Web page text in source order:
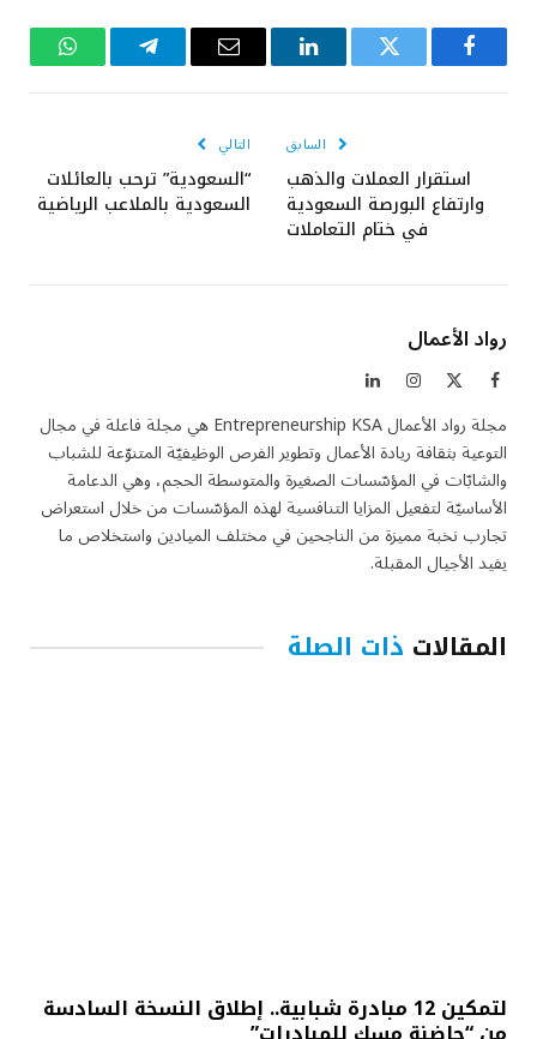
فيسبوك تويتر لينكدإن
البريد
تيلقرام واتساب
السابق
استقرار العملات والذهب
وارتفاع البورصة السعودية
في ختام التعاملات
التالي
“السعودية” ترحب بالعائلات
السعودية بالملاعب الرياضية
رواد الأعمال
فيسبوك الانستغراملينكدإن
مجلة رواد الأعمال Entrepreneurship KSA هي مجلة فاعلة في مجال
التوعية بثقافة ريادة الأعمال وتطوير الفرص الوظيفيّة المتنوّعة للشباب
والشابّات في المؤسّسات الصغيرة والمتوسطة الحجم، وهي الدعامة
الأساسيّة لتفعيل المزايا التنافسية لهذه المؤسّسات من خلال استعراض
تجارب نخبة مميزة من الناجحين في مختلف الميادين واستخلاص ما
يفيد الأجيال المقبلة.
المقالات ذات الصلة
لتمكين 12 مبادرة شبابية.. إطلاق النسخة السادسة